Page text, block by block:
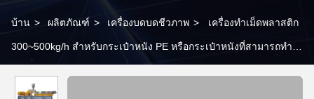
บ้าน > ผลิตภัณฑ์ > เครื่องบดบดชีวภาพ > เครื่องทําเม็ดพลาสติก
300~500kg/h สําหรับกระเป๋าหนัง PE หรือกระเป๋าหนังที่สามารถทํา